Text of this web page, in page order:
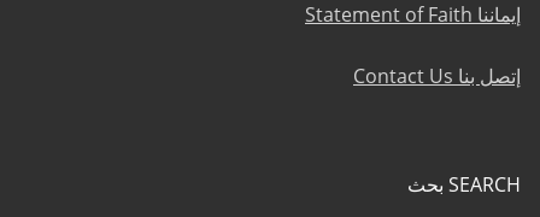
إيماننا Statement of Faith
إتصل بنا Contact Us
SEARCH بحث